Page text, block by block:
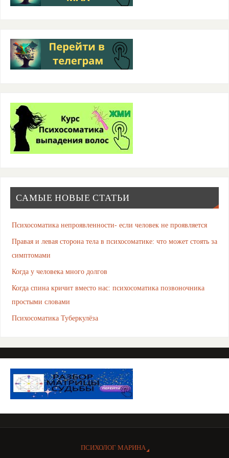
САМЫЕ НОВЫЕ СТАТЬИ
Психосоматика непроявленности- если человек не проявляется
Правая и левая сторона тела в психосоматике: что может стоять за
симптомами
Когда у человека много долгов
Когда спина кричит вместо нас: психосоматика позвоночника
простыми словами
Психосоматика Туберкулёза
ПСИХОЛОГ МАРИНА